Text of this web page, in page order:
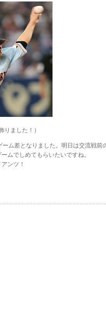
りました！）
ーム差となりました。明日は交流戦前
ムでしめてもらいたいですね。
ンツ！